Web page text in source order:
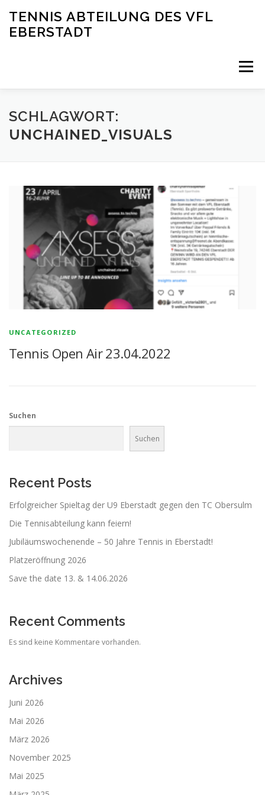
Inhalt
springen
TENNIS ABTEILUNG DES VFL
EBERSTADT
Menü
ÜBER UNS NEWS
SCHLAGWORT:
UNCHAINED_VISUALS
UNCATEGORIZED
Tennis Open Air 23.04.2022
Suchen
Suchen
Recent Posts
Erfolgreicher Spieltag der U9 Eberstadt gegen den TC Obersulm
Die Tennisabteilung kann feiern!
Jubiläumswochenende – 50 Jahre Tennis in Eberstadt!
Platzeröffnung 2026
Save the date 13. & 14.06.2026
Recent Comments
Es sind keine Kommentare vorhanden.
Archives
Juni 2026
Mai 2026
März 2026
November 2025
Mai 2025